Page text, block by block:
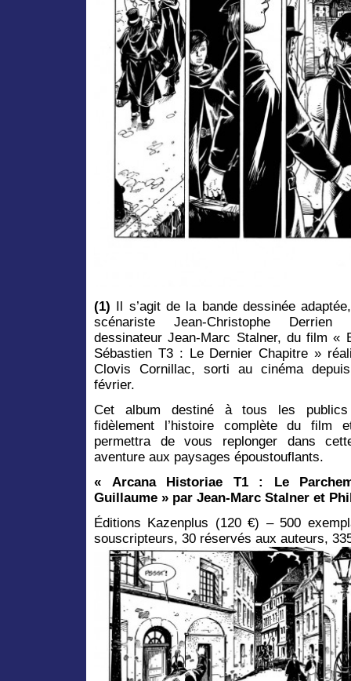
(1) Il s’agit de la bande dessinée
scénariste Jean-Christophe
dessinateur Jean-Marc Stalner, du film «
Sébastien T3 : Le Dernier Chapitre »
Clovis Cornillac, sorti au cinéma
février.
Cet album destiné à tous les publics
fidèlement l’histoire complète du film
permettra de vous replonger dans
aventure aux paysages époustouflants.
« Arcana Historiae T1 : Le
Guillaume » par Jean-Marc Stalner et
Éditions Kazenplus (120 €) – 500
souscripteurs, 30 réservés aux auteurs,